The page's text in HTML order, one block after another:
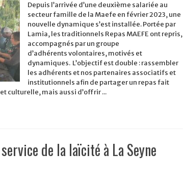
Depuis l’arrivée d’une deuxième salariée au
secteur famille de la Maefe en février 2023, une
nouvelle dynamique s’est installée. Portée par
Lamia, les traditionnels Repas MAEFE ont repris,
accompagnés par un groupe
d’adhérents volontaires, motivés et
dynamiques. L’objectif est double : rassembler
les adhérents et nos partenaires associatifs et
institutionnels afin de partager un repas fait
culturelle, mais aussi d’offrir ...
de la laïcité à La Seyne